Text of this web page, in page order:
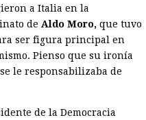
a Italia en la
de Aldo Moro, que tuvo
ser figura principal en
Pienso que su ironía
le responsabilizaba de
de la Democracia